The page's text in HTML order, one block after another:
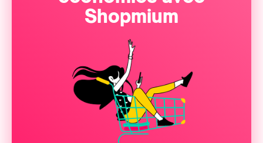
Shopmium